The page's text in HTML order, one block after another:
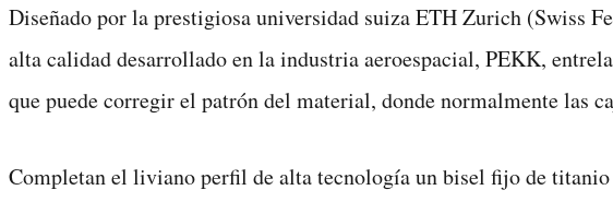
Diseñado por la prestigiosa universidad suiza ETH Zurich (Swiss
alta calidad desarrollado en la industria aeroespacial, PEKK,
que puede corregir el patrón del material, donde normalmente las
Completan el liviano perfil de alta tecnología un bisel fijo de